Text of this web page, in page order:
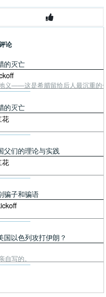
论
的灭亡
义——这是希腊留给后人最沉重的
的灭亡
花
父们的理论与实践
花
骗子和骗语
国以色列攻打伊朗？
写的。